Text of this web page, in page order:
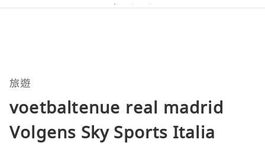
旅遊
voetbaltenue real madrid
Volgens Sky Sports Italia